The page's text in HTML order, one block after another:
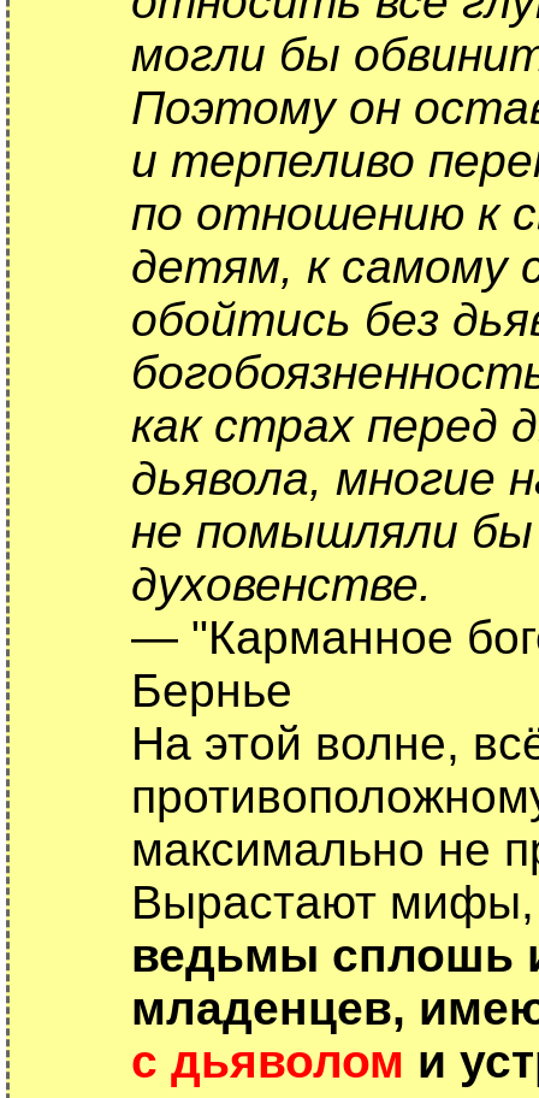
могли бы
Поэтому он
и терпеливо
по отношению к
детям, к самому
обойтись без
как страх перед
дьявола, многие
не помышляли бы
духовенстве.
— "Карманное
Бернье
На этой волне,
максимально не
Вырастают мифы,
ведьмы сплошь
младенцев,
с дьяволом и